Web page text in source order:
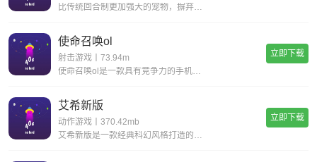
比传统回合制更加强大的宠物，摒弃复杂的宠物合成，普通宠物都可以拥有15技能，更有逆天宠物神技，带你体验不一样的宠物养成。一键挂机，解放双手不用肝;无限商城，一莲玉领全奖励;首充神技，助你成就大侠路;满vip，登录就送v15。
使命召唤ol
射击游戏丨73.94m
使命召唤ol是一款具有竞争力的手机射击游戏。您一定会感到现实，丰富您的游戏体验并完成各种战斗任务以获得丰厚的回报。逼真的惊人武器带来了开创性的战斗，同时遵循经典的世界观并添加了全新的游戏玩法，玩家可以感受到射击的最大乐趣，并且玩家可以更好地
立即下载
艾希新版
动作游戏丨370.42mb
艾希新版是一款经典科幻风格打造的动作格斗类手游，超华丽炫酷的场景地图给你带来无与伦比的视觉享受，进入这个独特的世界当中展开精彩绝伦的战斗旅程，享受前所未有的爽快动作打击手感!艾希新版游戏亮点丰富的场景地图，超科幻的未来场景多样化的武器选择，
立即下载